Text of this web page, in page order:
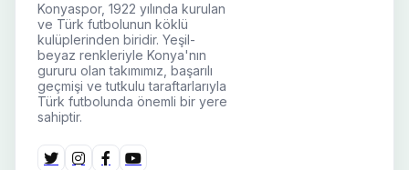
Konyaspor, 1922 yılında kurulan
ve Türk futbolunun köklü
kulüplerinden biridir. Yeşil-
beyaz renkleriyle Konya'nın
gururu olan takımımız, başarılı
geçmişi ve tutkulu taraftarlarıyla
Türk futbolunda önemli bir yere
sahiptir.